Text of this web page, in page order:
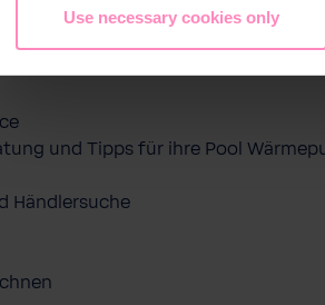
Use necessary cookies only
und Tipps für ihre Pool
Händlersuche